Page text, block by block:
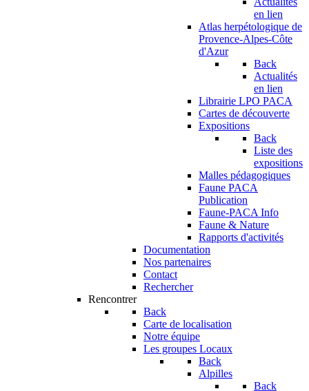
en lien
Atlas herpétologique de
Provence-Alpes-Côte
d'Azur
Back
Actualités
en lien
Librairie LPO PACA
Cartes de découverte
Expositions
Back
Liste des
expositions
Malles pédagogiques
Faune PACA
Publication
Faune-PACA Info
Faune & Nature
Rapports d'activités
Documentation
Nos partenaires
Contact
Rechercher
Rencontrer
Back
Carte de localisation
Notre équipe
Les groupes Locaux
Back
Alpilles
Back